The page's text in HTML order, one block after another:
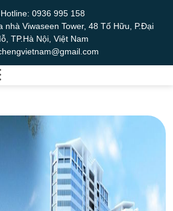
Hotline: 0936 995 158
nhà Viwaseen Tower, 48 Tố Hữu, P.Đại
TP.Hà Nội, Việt Nam